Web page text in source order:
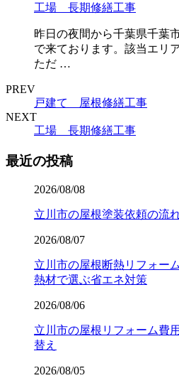
工場 長期修繕工事
昨日の夜間から千葉県千葉
で来ております。該当エリ
ただ …
PREV
戸建て 屋根修繕工事
NEXT
工場 長期修繕工事
最近の投稿
2026/08/08
立川市の屋根塗装依頼の流
2026/08/07
立川市の屋根断熱リフォー
熱材で選ぶ省エネ対策
2026/08/06
立川市の屋根リフォーム費
替え
2026/08/05